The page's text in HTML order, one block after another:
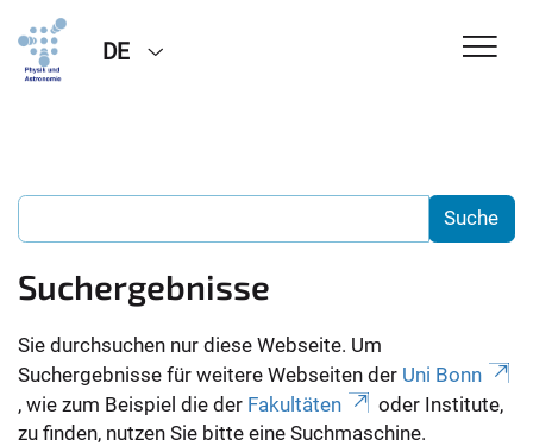
DE
Suchergebnisse
Sie durchsuchen nur diese Webseite. Um
Suchergebnisse für weitere Webseiten der Uni Bonn
, wie zum Beispiel die der Fakultäten
oder Institute,
zu finden, nutzen Sie bitte eine Suchmaschine.